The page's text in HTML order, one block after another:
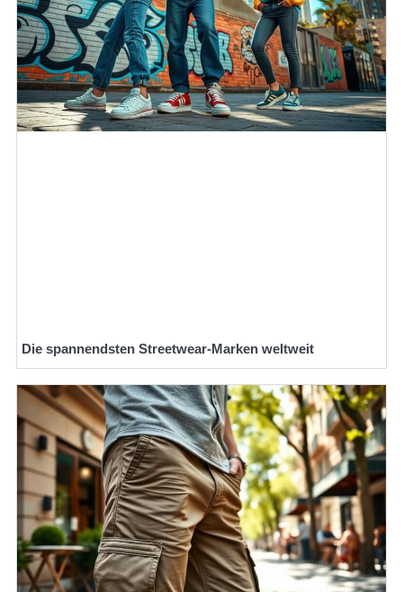
Die spannendsten Streetwear-Marken weltweit